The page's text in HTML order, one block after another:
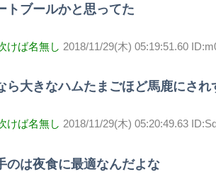
トブールかと思ってた
けば名無し 2018/11/29(木) 05:19:51.60
ら大きなハムたまごほど馬鹿にされ
けば名無し 2018/11/29(木) 05:20:49.63
のは夜食に最適なんだよな